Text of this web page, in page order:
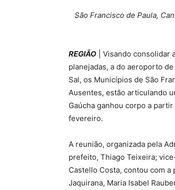
São Francisco de Paula,
REGIÃO | Visando consolidar
planejadas, a do aeroporto
Sal, os Municípios de São
Ausentes, estão articulando
Gaúcha ganhou corpo a
fevereiro.
A reunião, organizada pela
prefeito, Thiago Teixeira;
Castello Costa, contou com
Jaquirana, Maria Isabel